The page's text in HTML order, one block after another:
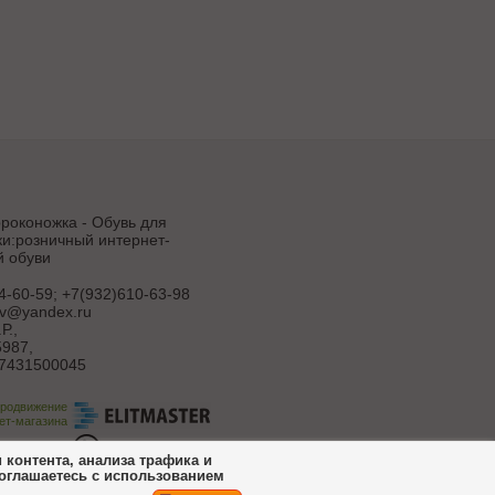
- Обувь для
интернет-
обуви
60-59; +7(932)610-63-98
магазина
анализа трафика и
с использованием